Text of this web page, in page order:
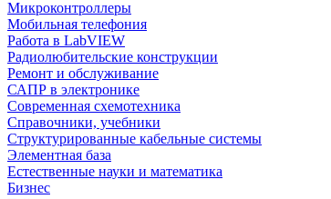
Микроконтроллеры
Мобильная телефония
Работа в LabVIEW
Радиолюбительские конструкции
Ремонт и обслуживание
САПР в электронике
Современная схемотехника
Справочники, учебники
Структурированные кабельные системы
Элементная база
Естественные науки и математика
Бизнес